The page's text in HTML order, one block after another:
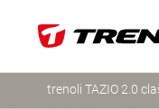
trenoli TAZIO 2.0